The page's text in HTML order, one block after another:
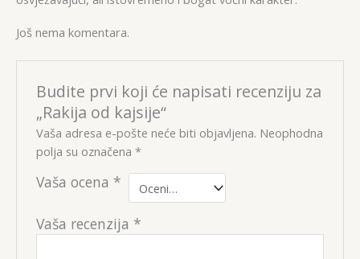
Još nema komentara.
Budite prvi koji će napisati recenziju za
„Rakija od kajsije“
Vaša adresa e-pošte neće biti objavljena. Neophodna
polja su označena*
Vaša ocena *
Vaša recenzija *